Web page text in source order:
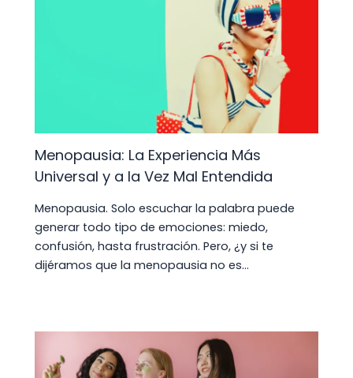
Menopausia: La Experiencia Más
Universal y a la Vez Mal Entendida
Menopausia. Solo escuchar la palabra puede
generar todo tipo de emociones: miedo,
confusión, hasta frustración. Pero, ¿y si te
dijéramos que la menopausia no es…